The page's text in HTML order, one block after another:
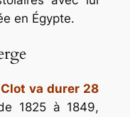
en Égypte.
va durer 28
1825 à 1849,